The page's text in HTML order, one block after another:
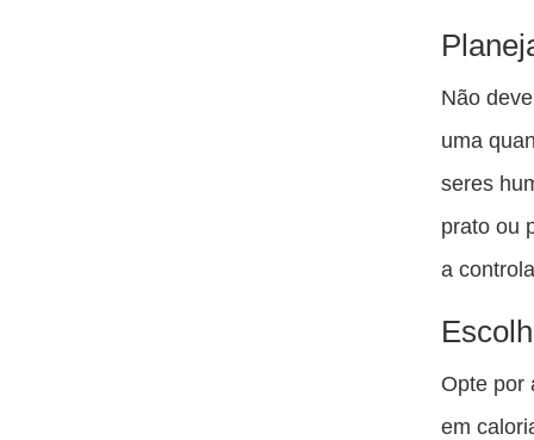
Não
uma
seres
prato ou
a
Opte por
em